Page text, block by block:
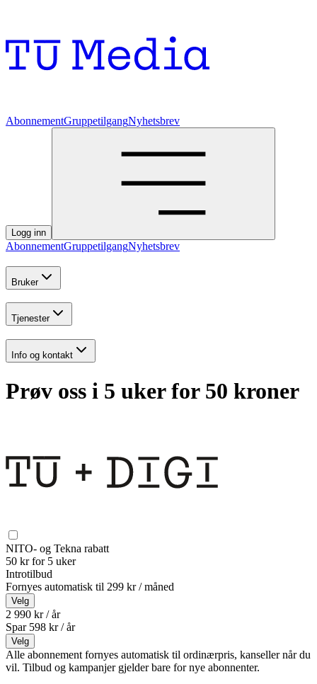
AbonnementGruppetilgangNyhetsbrev
Logg inn
AbonnementGruppetilgangNyhetsbrev
Bruker
Tjenester
Info og kontakt
Prøv oss i 5 uker for 50 kroner
NITO- og Tekna rabatt
50 kr for 5 uker
Introtilbud
Fornyes automatisk til 299 kr / måned
Velg
2 990 kr / år
Spar 598 kr /år
Velg
Alle abonnement fornyes automatisk til ordinærpris, kanseller når du
vil. Tilbud og kampanjer gjelder bare for nye abonnenter.